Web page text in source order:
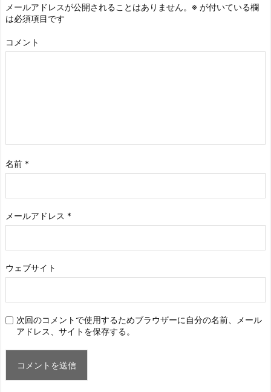
メールアドレスが公開されることはありません。 ※ が付いている欄
は必須項目です
コメント
名前 *
メールアドレス *
ウェブサイト
次回のコメントで使用するためブラウザーに自分の名前、メール
アドレス、サイトを保存する。